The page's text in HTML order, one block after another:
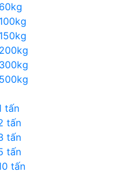
tấn
tấn
tấn
tấn
tấn